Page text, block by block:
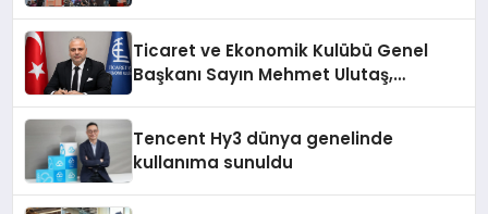
Ticaret ve Ekonomik Kulübü Genel
Başkanı Sayın Mehmet Ulutaş,
Tencent Hy3 dünya genelinde
kullanıma sunuldu